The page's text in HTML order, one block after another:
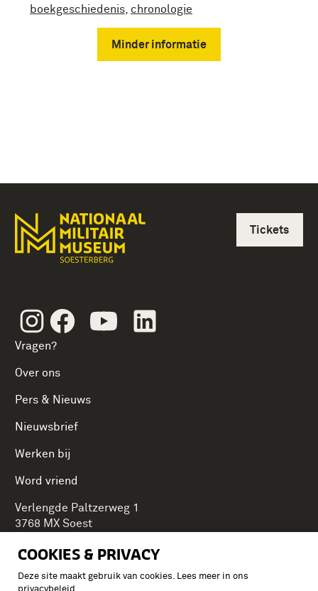
COOKIES & PRIVACY
Deze site maakt gebruik van cookies. Lees meer in ons
boekgeschiedenis chronologie
Minder informatie
InstagramFacebookYoutube
Vragen?
Over ons
Pers & Nieuws
Nieuwsbrief
Werken bij
Word vriend
Tickets
Verlengde Paltzerweg 1
3768 MX Soest
Onderdeel van Stichting Koninklijke Defensiemusea,